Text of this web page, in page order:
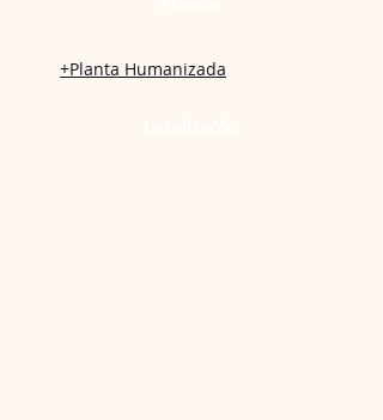
+Planta Humanizada